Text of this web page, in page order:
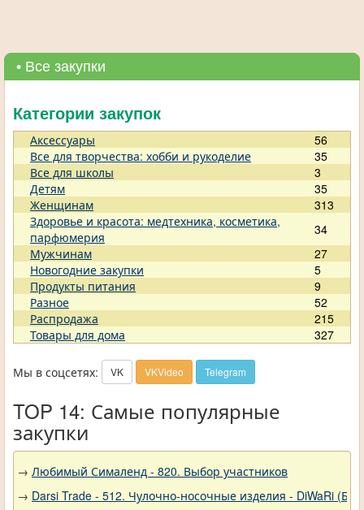
• Все закупки
Категории закупок
Аксессуары
56
Все для творчества: хобби и рукоделие
35
Все для школы
3
Детям
35
Женщинам
313
Здоровье и красота: медтехника, косметика,
парфюмерия
34
Мужчинам
27
Новогодние закупки
5
Продукты питания
9
Разное
52
Распродажа
215
Товары для дома
327
Мы в соцсетях: VK VKVideo Telegram
TOP 14: Самые популярные
закупки
→ Любимый Сималенд - 820. Выбор участников
→ Darsi Trade - 512. Чулочно-носочные изделия - DiWaRi